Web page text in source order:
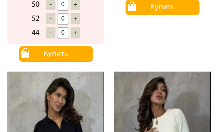
50 - +
52 - +
44 - +
Купить
Купить